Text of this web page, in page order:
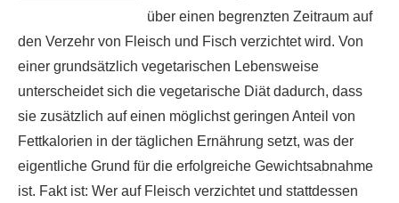
über einen begrenzten Zeitraum auf
den Verzehr von Fleisch und Fisch verzichtet wird. Von
einer grundsätzlich vegetarischen Lebensweise
unterscheidet sich die vegetarische Diät dadurch, dass
sie zusätzlich auf einen möglichst geringen Anteil von
Fettkalorien in der täglichen Ernährung setzt, was der
eigentliche Grund für die erfolgreiche Gewichtsabnahme
ist. Fakt ist: Wer auf Fleisch verzichtet und stattdessen